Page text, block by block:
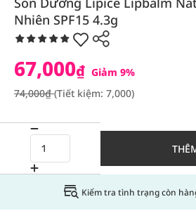
Nhiên SPF15 4.3g
67,000₫ Giảm 9%
74,000₫(Tiết kiệm: 7,000)
Kiểm tra tình trạng còn